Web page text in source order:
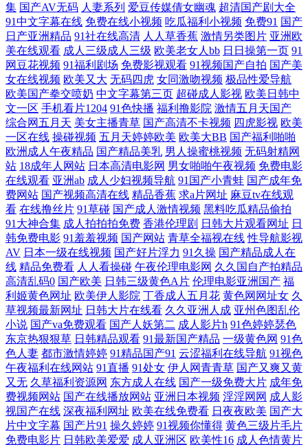
久色导航 国产白丝后入 AV淫网 尤物影视 日韩有码网站 另类图片五月天
欧美第86页 狼友性福 国产青草香蕉久久 av新址 91免费站 91超碰资源总站
五月婷婷社区 日本人人搞人人操 美女电影色色 国产精福利 avav制服丝袜
2026狠狠干 五月天桃色网 亚洲变态制服另类 亚洲黄色网址 黄色小电彭 综
合五月久久 国产97在线视频 大香蕉资源共享 97干在线 亚洲色色网站 日本
性爱自拍 美女极品探花 日本伦理乱片 欧美A片网站 韩日欧美操操操 丁香
爱爱诱惑 91午夜剧场 午夜少妇无 日本se情 久草在线午夜剧场 国产极品性
爱 超碰在线免费公开 97色五月天 91精东传媒网站 网站男女免费欧美 青青
草精品视频 九九黄视西瓜 大香蕉依然在线 91网站链接 亚洲97 亚洲日逼
三级片链接 日韩国国产成人 另类啪啪 国产一卡一区 国产福利大秀伪娘 ab
片免费观看 在线国产探花不卡 少妇性爱av片 午夜久久影视 日韩51页 麻豆
区91 国产精品狼友社 肏屄视频福利社 99国产丝袜足交 伊人97一 日韩精品
视频网址 麻豆乱一区 黄色电影链接 豆花视频91在线 操碰视频 91网站直接
集 国产AV无码 人妻系列 爱豆传媒倩女幽魂 超清国产剧大全
91中文字幕在线 免费在线小视频 吃瓜福利小视频 免费91 国产
日产亚洲精品 91社在线高清 人人草香蕉 激情另类图片 亚洲欧
美在线观看 成人三级成人三级 欧美老女人bb 日日操第一页 91
网豆花视频 91福利剧场 免费影视观看 91视频国产自拍 国产美
女在线视频 欧美又大 无码四虎 女同激吻视频 极品性爱导航
欧美国产拳交喷奶 中文字幕第三页 超碰成人影视 欧美日韩中
文一区 手机看片1204 91色快播 福利撸影院 激情五月天国产
综合网五月天 美女主播青草 国产高清不卡视频 四虎影视 欧美
一区在线 操碰视频 五月天婷婷欧美 欧美大BB 国产福利啪啪
欧洲成人午夜精品 国产精品美乳 男人操蜜桃视频 无码射精网
站 18成年人网站 日本高清电影网 男女啪啪午夜视频 免费电影
在线观看 亚洲ab 成人少妇视频导航 91国产小青蛙 国产成年免
费网站 国产视频高清在线 精品香蕉 求a片网址 麻豆tv在线观
看 在线撸丝片 91草碰 国产成人激情视频 黑料吃瓜精品偷拍
91大神合集 成人拍拍拍免费 香港伦理剧 日韩大片观看网址 日
韩免费电影 91羞羞视频 国产网站 青草全福视在线 性导航影视
AV 日本一级在线视频 国产好片浮力 91久操 国产精品成人在
线 精品免费看 人人看操碰 午夜伦理电影网 久久国自产拍精品
高清乱码0 国产欧美 日韩三级黄色A片 伦理电影亚洲国产 福
利姬黄色网址 欧美伊人影院 丁香成人五月花 黄色网网址女 久
草视频最新网址 日韩大片在线看 久久亚洲人成 亚州色图乱伦
小说 国产va免费观看 国产人妖第二 成人影片h 91色婷婷瑟色
东京热狠狠草 日韩精品观看 91最新国产精品 一级黄色网 91色
色人妻 都市激情婷婷 91精品国产91 云涩福利在线导航 91视色
午夜福利在线网站 91直播 91处女 伊人网青青草 国产又爽又黄
又无 久草福利资源网 东方成人在线 国产一级免费大片 成年免
费视频网站 国产在线播放网站 亚洲日本视频 淫淫网网 成人影
视国产在线 深夜福利网址 欧美在线免费看 日夜夜欧美 国产大
片中文字幕 国产片91 操久婷婷 91视频你懂得 黄色三级片毛片
免费电影片 日韩欧美爱爱 成人亚洲区 欧美性16 成人色情黄片